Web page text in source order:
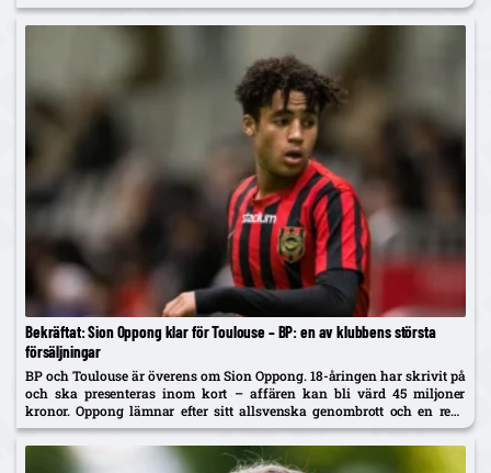
Bekräftat: Sion Oppong klar för Toulouse – BP: en av klubbens största
försäljningar
BP och Toulouse är överens om Sion Oppong. 18-åringen har skrivit på
och ska presenteras inom kort – affären kan bli värd 45 miljoner
kronor. Oppong lämnar efter sitt allsvenska genombrott och en resa
som började i BP som fyraåring.